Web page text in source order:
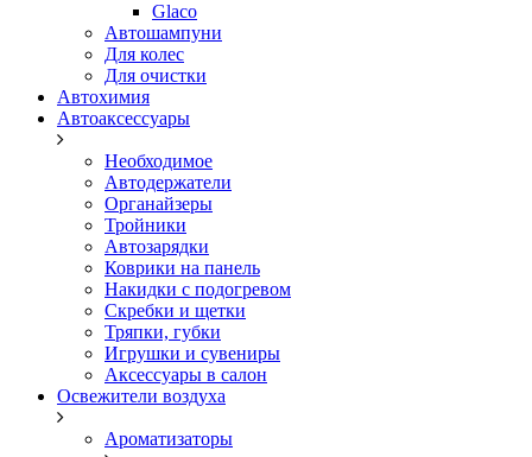
Glaco
Автошампуни
Для колес
Для очистки
Автохимия
Автоаксессуары
Необходимое
Автодержатели
Органайзеры
Тройники
Автозарядки
Коврики на панель
Накидки с подогревом
Скребки и щетки
Тряпки, губки
Игрушки и сувениры
Аксессуары в салон
Освежители воздуха
Ароматизаторы